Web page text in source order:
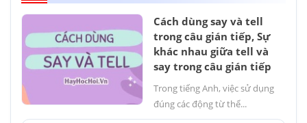
Cách dùng say và tell
trong câu gián tiếp, Sự
khác nhau giữa tell và
say trong câu gián tiếp
Trong tiếng Anh, việc sử dụng
đúng các động từ thể...